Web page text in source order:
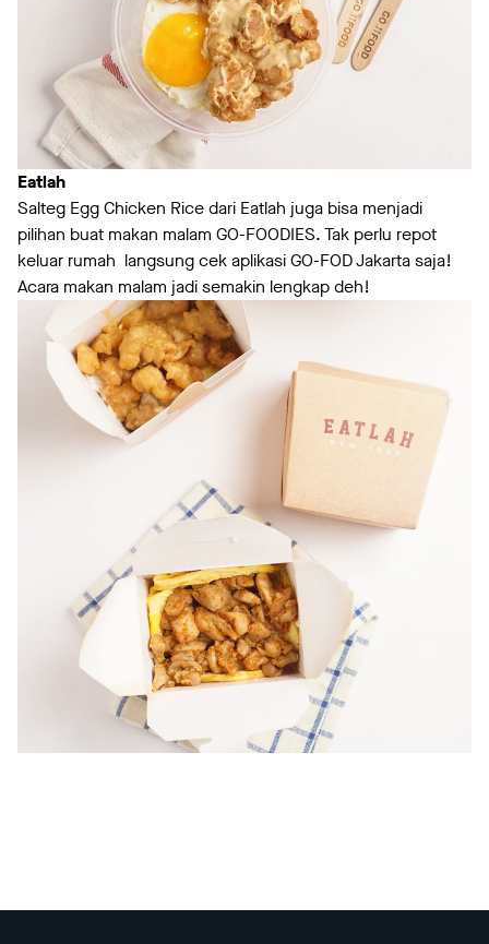
Eatlah
Salteg Egg Chicken Rice dari Eatlah juga bisa menjadi
pilihan buat makan malam GO-FOODIES. Tak perlu repot
keluar rumah langsung cek aplikasi GO-FOD Jakarta saja!
Acara makan malam jadi semakin lengkap deh!